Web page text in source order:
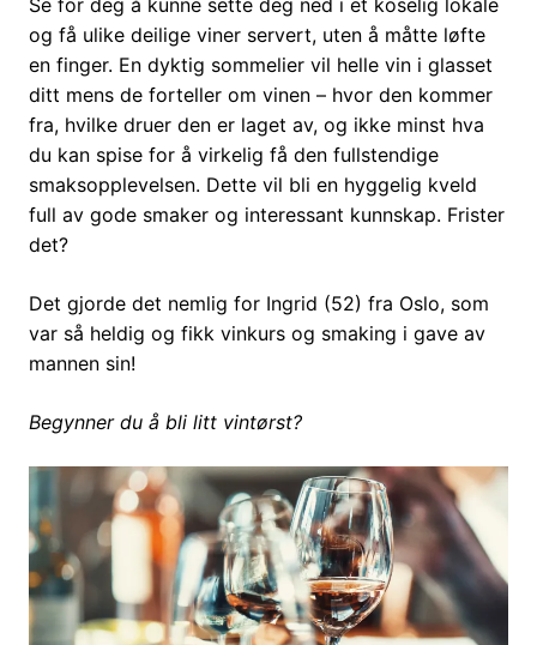
Se for deg å kunne sette deg ned i et koselig lokale
og få ulike deilige viner servert, uten å måtte løfte
en finger. En dyktig sommelier vil helle vin i glasset
ditt mens de forteller om vinen – hvor den kommer
fra, hvilke druer den er laget av, og ikke minst hva
du kan spise for å virkelig få den fullstendige
smaksopplevelsen. Dette vil bli en hyggelig kveld
full av gode smaker og interessant kunnskap. Frister
det?
Det gjorde det nemlig for Ingrid (52) fra Oslo, som
var så heldig og fikk vinkurs og smaking i gave av
mannen sin!
Begynner du å bli litt vintørst?